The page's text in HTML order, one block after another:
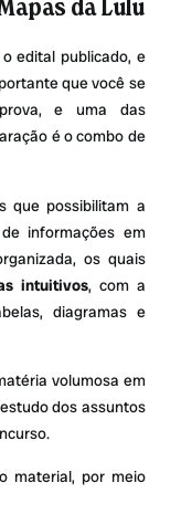
da Lulu
edital publicado, e
que você se
e uma das
é o combo de
que possibilitam a
informações em
os quais
intuitivos, com a
diagramas e
volumosa em
dos assuntos
material, por meio